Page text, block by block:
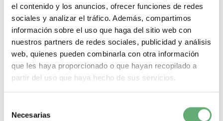
el contenido y los anuncios, ofrecer funciones de redes
sociales y analizar el tráfico. Además, compartimos
información sobre el uso que haga del sitio web con
nuestros partners de redes sociales, publicidad y análisis
web, quienes pueden combinarla con otra información
que les haya proporcionado o que hayan recopilado a
partir del uso que haya hecho de sus servicios.
Necesarias
.
Compatibilidad electromagnética
Prueba de inmunidad oscilatoria/ráfagas eléctrica
nivel_4 acorde a EN/IEC 61000-4-4Prueba de inmunidad
ante descarga electroestática nivel_3 acorde a EN/IEC
61000-4-2Inmunidad a perturbaciones conducidas
nivel_3 acorde a EN/IEC 61000-4-6Prueba de inmunidad
de la radiofrecuencia radiada del campo
electromagnético nivel_3 acorde a EN/IEC 61000-4-
acorde a EN/IEC 61000-4-5Prueba de inmunidad de
.